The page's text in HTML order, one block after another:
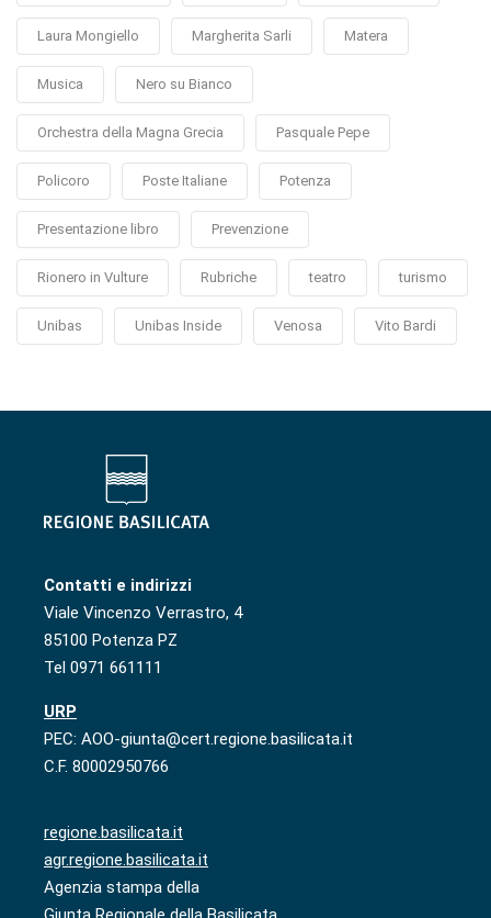
Laura Mongiello Margherita Sarli Matera
Musica Nero su Bianco
Orchestra della Magna Grecia Pasquale Pepe
Policoro Poste Italiane Potenza
Presentazione libro Prevenzione
Rionero in Vulture Rubriche teatro turismo
Unibas Unibas Inside Venosa Vito Bardi
Contatti e indirizzi
Viale Vincenzo Verrastro, 4
85100 Potenza PZ
Tel 0971 661111
URP
PEC: AOO-giunta@cert.regione.basilicata.it
C.F. 80002950766
regione.basilicata.it
agr.regione.basilicata.it
Agenzia stampa della